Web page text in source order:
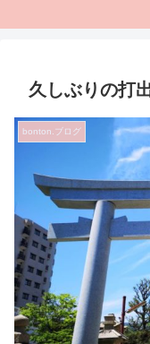
久しぶりの打
bonton.ブログ